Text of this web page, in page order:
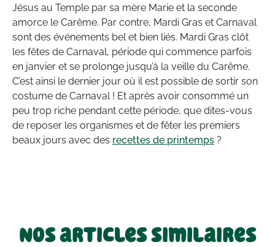
Jésus au Temple par sa mère Marie et la seconde
amorce le Carême. Par contre, Mardi Gras et Carnaval
sont des événements bel et bien liés. Mardi Gras clôt
les fêtes de Carnaval, période qui commence parfois
en janvier et se prolonge jusqu’à la veille du Carême.
C’est ainsi le dernier jour où il est possible de sortir son
costume de Carnaval ! Et après avoir consommé un
peu trop riche pendant cette période, que dites-vous
de reposer les organismes et de fêter les premiers
beaux jours avec des recettes de printemps ?
Nos articles similaires